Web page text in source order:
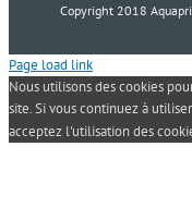
Copyright 2018
Page load link
Nous utilisons des cookies
site. Si vous continuez à
acceptez l'utilisation des